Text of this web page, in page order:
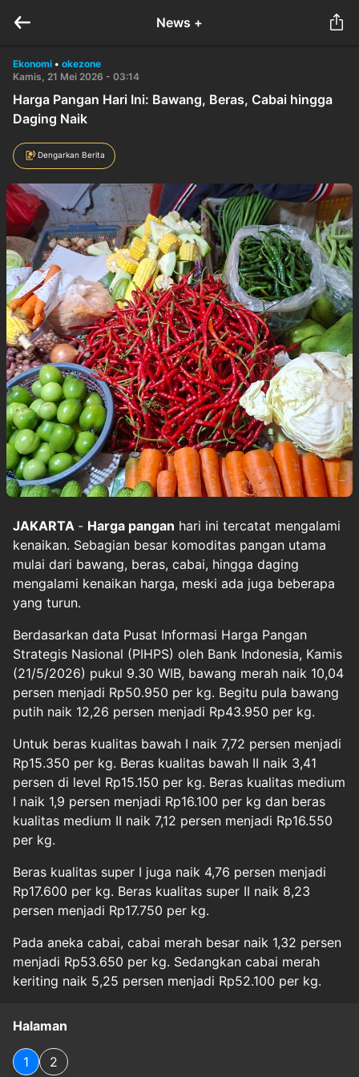
News +
Ekonomi • okezone
Kamis, 21 Mei 2026 - 03:14
Harga Pangan Hari Ini: Bawang, Beras, Cabai hingga
Daging Naik
Dengarkan Berita
JAKARTA - Harga pangan hari ini tercatat mengalami
kenaikan. Sebagian besar komoditas pangan utama
mulai dari bawang, beras, cabai, hingga daging
mengalami kenaikan harga, meski ada juga beberapa
yang turun.
Berdasarkan data Pusat Informasi Harga Pangan
Strategis Nasional (PIHPS) oleh Bank Indonesia, Kamis
(21/5/2026) pukul 9.30 WIB, bawang merah naik 10,04
persen menjadi Rp50.950 per kg. Begitu pula bawang
putih naik 12,26 persen menjadi Rp43.950 per kg.
Untuk beras kualitas bawah I naik 7,72 persen menjadi
Rp15.350 per kg. Beras kualitas bawah II naik 3,41
persen di level Rp15.150 per kg. Beras kualitas medium
I naik 1,9 persen menjadi Rp16.100 per kg dan beras
kualitas medium II naik 7,12 persen menjadi Rp16.550
per kg.
Beras kualitas super I juga naik 4,76 persen menjadi
Rp17.600 per kg. Beras kualitas super II naik 8,23
persen menjadi Rp17.750 per kg.
Pada aneka cabai, cabai merah besar naik 1,32 persen
menjadi Rp53.650 per kg. Sedangkan cabai merah
keriting naik 5,25 persen menjadi Rp52.100 per kg.
Halaman
1 2